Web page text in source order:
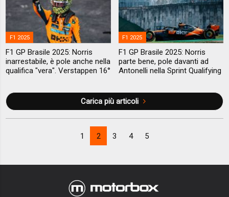
F1 2025
F1 GP Brasile 2025: Norris
inarrestabile, è pole anche nella
qualifica "vera". Verstappen 16°
F1 2025
F1 GP Brasile 2025: Norris
parte bene, pole davanti ad
Antonelli nella Sprint Qualifying
Carica più articoli
1 2 3 4 5